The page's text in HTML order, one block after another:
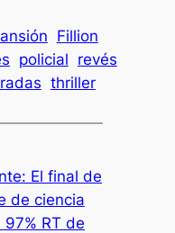
Fillion
policial revés
thriller
El final de
de ciencia
RT de